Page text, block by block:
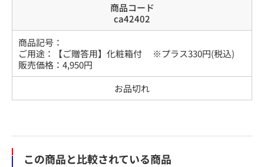
商品コード
ca42402
商品記号：
ご用途 ：
【ご贈答用】化粧箱付 ※プラス330円(税込)
販売価格： 4,950円
お品切れ
この商品と比較されている商品